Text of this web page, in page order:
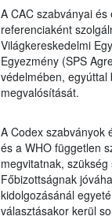
A CAC szabványai
referenciaként
Világkereskedelmi
Egyezmény (SPS
védelmében,
megvalósítását.
A Codex szabványok
és a WHO független
megvitatnak,
Főbizottságnak
kidolgozásánál
választásakor kerül